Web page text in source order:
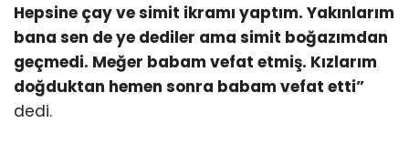
Hepsine çay ve simit ikramı yaptım. Yakınlarım
bana sen de ye dediler ama simit boğazımdan
geçmedi. Meğer babam vefat etmiş. Kızlarım
doğduktan hemen sonra babam vefat etti”
dedi.